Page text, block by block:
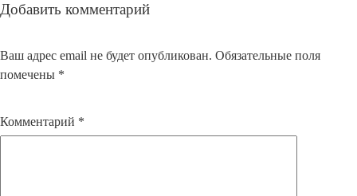
Добавить комментарий
Ваш адрес email не будет опубликован. Обязательные поля
помечены *
Комментарий *